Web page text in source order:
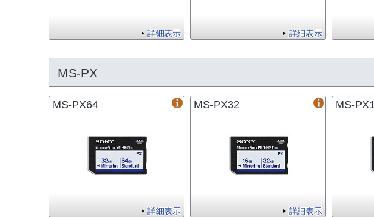
詳細表示 詳細表示
MS-PX
MS-PX64
詳細表示
MS-PX32
詳細表示
MS-